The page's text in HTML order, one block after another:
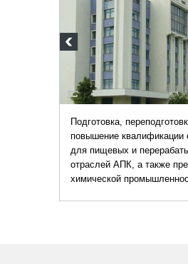
Подготовка,
повышение квалификации
для пищевых и
отраслей АПК, а также
химической